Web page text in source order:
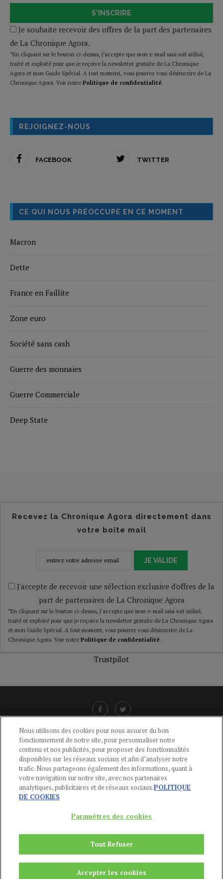
S'INSCRIRE
Je souhaite recevoir des offres de la part des partenaires
de La Chronique Agora.
*En cliquant sur le bouton ci-dessus, j’accepte que mon e-mail saisi soit utilisé,
traité et exploité pour que je reçoive la newsletter gratuite de La Chronique
Agora et mon Guide Spécial. A tout moment, vous pourrez vous désinscrire de La
Chronique Agora. Voir notre Politique de confidentialité.
REJOIGNEZ-NOUS
FACEBOOK TWITTER
CE QUI NOUS PRÉOCCUPE EN CE MOMENT
Macron
Dette
France en Faillite
Zone euro
Société sans cash
Guerre des monnaies
Guerre Commerciale
Deep State
Recevez la Chronique Agora directement dans
votre boîte mail
JE VALIDE
J'accepte de recevoir une sélection exclusive d'offres de la
part de partenaires de La Chronique Agora
*En cliquant sur le bouton ci-dessus, j’accepte que mon e-mail saisi soit utilisé,
traité et exploité pour que je reçoive la newsletter gratuite de La Chronique Agora
et mon Guide Spécial. A tout moment, vous pourrez vous désinscrire de La
Chronique Agora. Voir notre Politique de confidentialité.
Trustpilot
CGU-POLITIQUE DE CONFIDENTIALITÉ -POLITIQUE DES COOKIES
MENTIONS LÉGALES -AIDE
CONTACT
01 44 59 91 11
Du Lundi au Vendredi, 9h-13h et 14h-17h
Copyright © 2024Publications Agora
Nous utilisons des cookies pour nous assurer du bon
fonctionnement de notre site, pour personnaliser notre
contenu et nos publicités, pour proposer des fonctionnalités
disponibles sur les réseaux sociaux et afin d’analyser notre
trafic. Nous partageons également des informations, quant à
votre navigation sur notre site, avec nos partenaires
analytiques, publicitaires et de réseaux sociaux.POLITIQUE
DE COOKIES
Paramètres des cookies
Tout Refuser
Accepter les cookies